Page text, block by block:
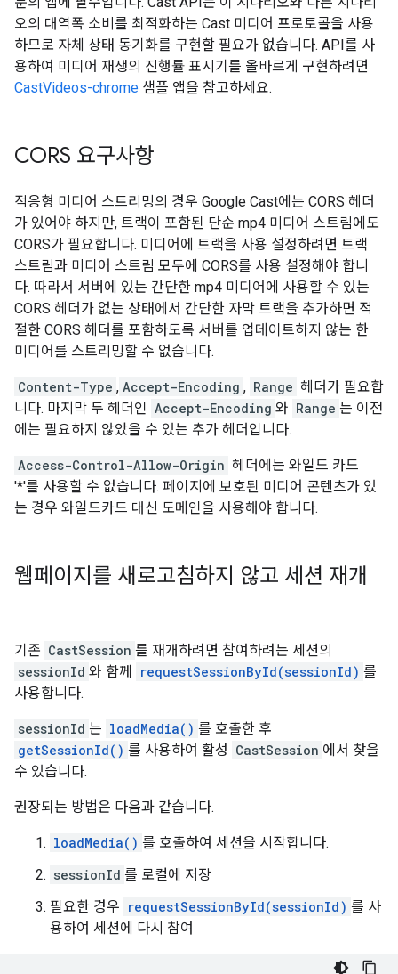
오의 대역폭 소비를 최적화하는 Cast 미디어 프로토콜을 사용
하므로 자체 상태 동기화를 구현할 필요가 없습니다. API를 사
용하여 미디어 재생의 진행률 표시기를 올바르게 구현하려면
CastVideos-chrome 샘플 앱을 참고하세요.
CORS 요구사항
적응형 미디어 스트리밍의 경우 Google Cast에는 CORS 헤더
가 있어야 하지만, 트랙이 포함된 단순 mp4 미디어 스트림에도
CORS가 필요합니다. 미디어에 트랙을 사용 설정하려면 트랙
스트림과 미디어 스트림 모두에 CORS를 사용 설정해야 합니
다. 따라서 서버에 있는 간단한 mp4 미디어에 사용할 수 있는
CORS 헤더가 없는 상태에서 간단한 자막 트랙을 추가하면 적
절한 CORS 헤더를 포함하도록 서버를 업데이트하지 않는 한
미디어를 스트리밍할 수 없습니다.
Content-Type , Accept-Encoding , Range 헤더가 필요합
니다. 마지막 두 헤더인 Accept-Encoding 와 Range 는 이전
에는 필요하지 않았을 수 있는 추가 헤더입니다.
Access-Control-Allow-Origin 헤더에는 와일드 카드
'*'를 사용할 수 없습니다. 페이지에 보호된 미디어 콘텐츠가 있
는 경우 와일드카드 대신 도메인을 사용해야 합니다.
웹페이지를 새로고침하지 않고 세션 재개
기존 CastSession 를 재개하려면 참여하려는 세션의
sessionId 와 함께 requestSessionById(sessionId) 를
사용합니다.
sessionId 는 loadMedia() 를 호출한 후
getSessionId() 를 사용하여 활성 CastSession 에서 찾을
수 있습니다.
권장되는 방법은 다음과 같습니다.
loadMedia() 를 호출하여 세션을 시작합니다.
sessionId 를 로컬에 저장
필요한 경우 requestSessionById(sessionId) 를 사
용하여 세션에 다시 참여